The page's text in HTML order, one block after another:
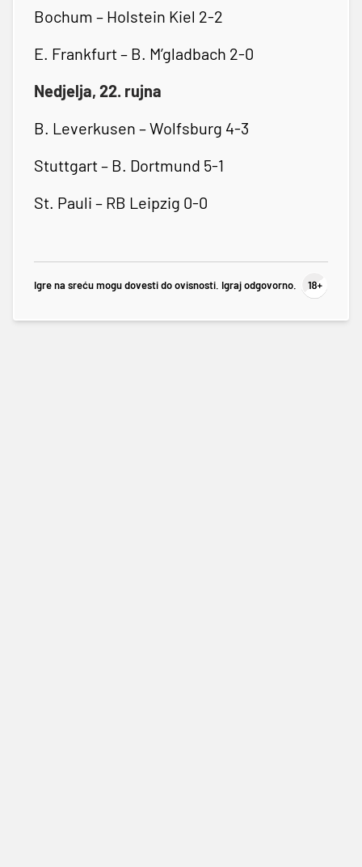
Bochum – Holstein Kiel 2-2
E. Frankfurt – B. M’gladbach 2-0
Nedjelja, 22. rujna
B. Leverkusen – Wolfsburg 4-3
Stuttgart – B. Dortmund 5-1
St. Pauli – RB Leipzig 0-0
Igre na sreću mogu dovesti do ovisnosti. Igraj odgovorno.